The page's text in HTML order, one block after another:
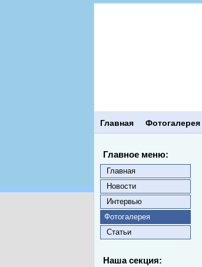
Главная Фотогалерея
Главное меню:
Главная
Новости
Интервью
Фотогалерея
Статьи
Наша секция: